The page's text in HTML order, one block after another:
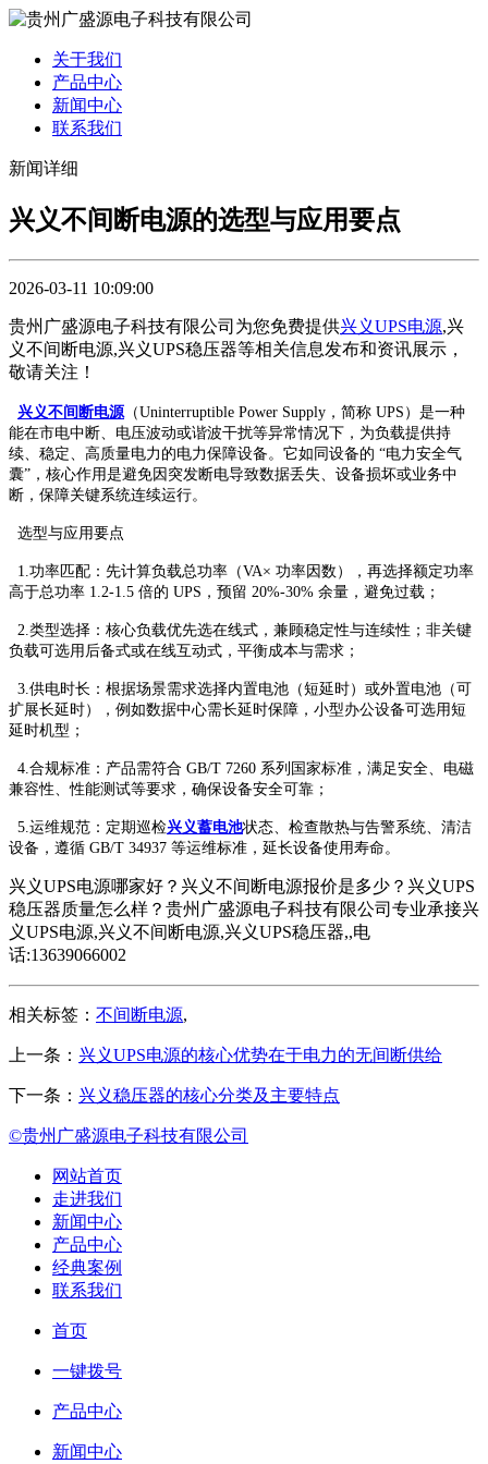
关于我们
产品中心
新闻中心
联系我们
新闻详细
兴义不间断电源的选型与应用要点
2026-03-11 10:09:00
贵州广盛源电子科技有限公司为您免费提供兴义UPS电源,兴
义不间断电源,兴义UPS稳压器等相关信息发布和资讯展示，
敬请关注！
兴义不间断电源 （Uninterruptible Power Supply，简称 UPS）是一种
能在市电中断、电压波动或谐波干扰等异常情况下，为负载提供持
续、稳定、高质量电力的电力保障设备。它如同设备的 “电力安全气
囊”，核心作用是避免因突发断电导致数据丢失、设备损坏或业务中
断，保障关键系统连续运行。
选型与应用要点
1.功率匹配：先计算负载总功率（VA× 功率因数），再选择额定功率
高于总功率 1.2-1.5 倍的 UPS，预留 20%-30% 余量，避免过载；
2.类型选择：核心负载优先选在线式，兼顾稳定性与连续性；非关键
负载可选用后备式或在线互动式，平衡成本与需求；
3.供电时长：根据场景需求选择内置电池（短延时）或外置电池（可
扩展长延时），例如数据中心需长延时保障，小型办公设备可选用短
延时机型；
4.合规标准：产品需符合 GB/T 7260 系列国家标准，满足安全、电磁
兼容性、性能测试等要求，确保设备安全可靠；
5.运维规范：定期巡检兴义蓄电池状态、检查散热与告警系统、清洁
设备，遵循 GB/T 34937 等运维标准，延长设备使用寿命。
兴义UPS电源哪家好？兴义不间断电源报价是多少？兴义UPS
稳压器质量怎么样？贵州广盛源电子科技有限公司专业承接兴
义UPS电源,兴义不间断电源,兴义UPS稳压器,,电
话:13639066002
相关标签： 不间断电源,
上一条： 兴义UPS电源的核心优势在于电力的无间断供给
下一条： 兴义稳压器的核心分类及主要特点
©贵州广盛源电子科技有限公司
网站首页
走进我们
新闻中心
产品中心
经典案例
联系我们
首页
一键拨号
产品中心
新闻中心